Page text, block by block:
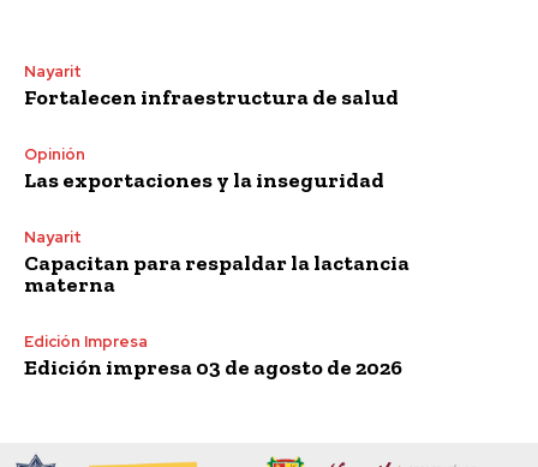
Nayarit
Fortalecen infraestructura de salud
Opinión
Las exportaciones y la inseguridad
Nayarit
Capacitan para respaldar la lactancia
materna
Edición Impresa
Edición impresa 03 de agosto de 2026